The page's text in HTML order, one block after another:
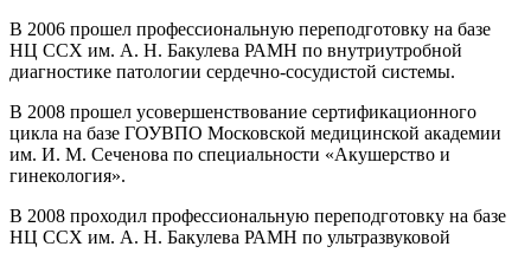
В 2006 прошел профессиональную переподготовку на базе
НЦ ССХ им. А. Н. Бакулева РАМН по внутриутробной
диагностике патологии сердечно-сосудистой системы.
В 2008 прошел усовершенствование сертификационного
цикла на базе ГОУВПО Московской медицинской академии
им. И. М. Сеченова по специальности «Акушерство и
гинекология».
В 2008 проходил профессиональную переподготовку на базе
НЦ ССХ им. А. Н. Бакулева РАМН по ультразвуковой